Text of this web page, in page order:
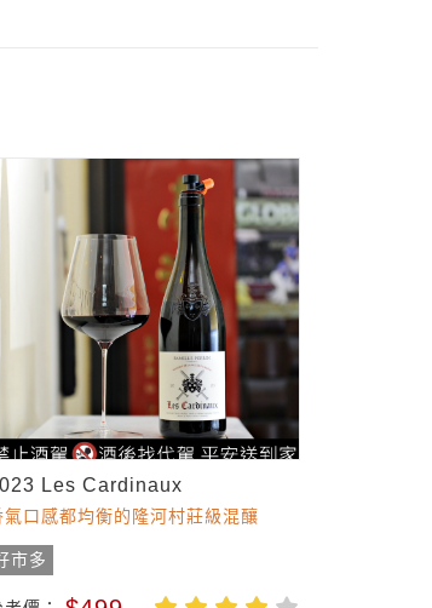
Les Cardinaux
氣口感都均衡的隆河村莊級混釀
市多